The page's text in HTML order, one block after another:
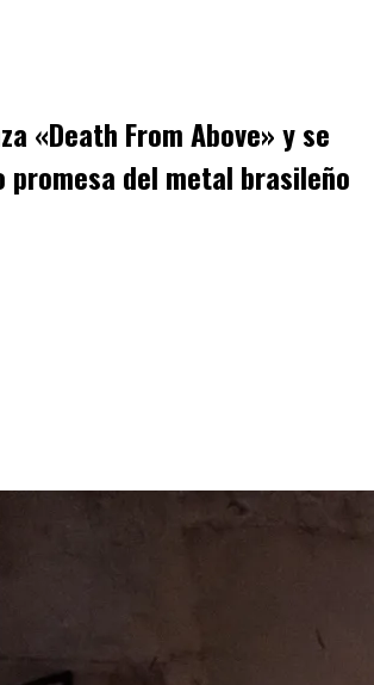
«Death From Above» y se
promesa del metal brasileño